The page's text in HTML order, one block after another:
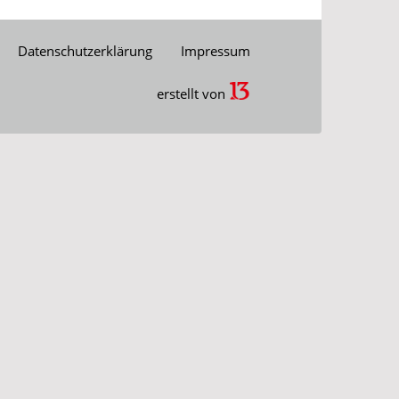
Datenschutzerklärung
Impressum
erstellt von